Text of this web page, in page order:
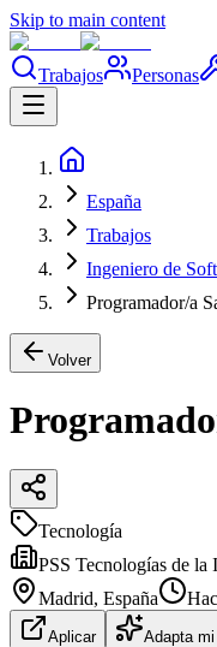
Skip to main content
Trabajos Personas
España
Trabajos
Ingeniero de
Programador/a
Volver
Tecnología
PSS Tecnologías de la
Madrid, España
Aplicar Adapta